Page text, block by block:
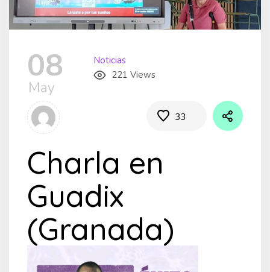
08
May
Noticias
221 Views
33
Charla en
Guadix
(Granada)